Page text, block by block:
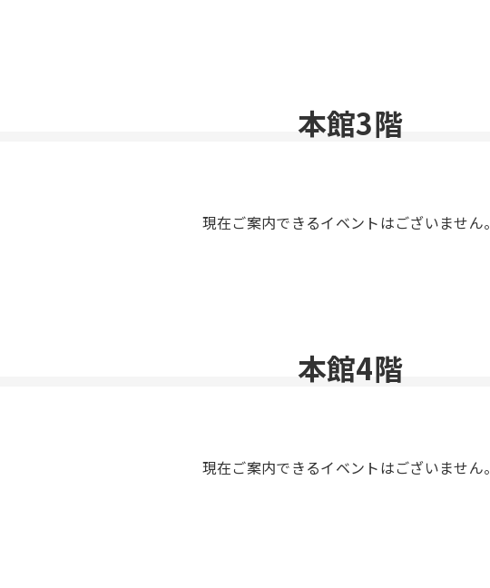
本館3階
現在ご案内できるイベントはございません。
本館4階
現在ご案内できるイベントはございません。